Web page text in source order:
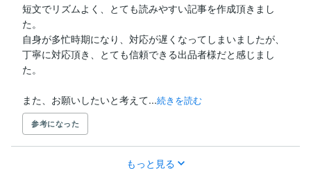
短文でリズムよく、とても読みやすい記事を作成頂きまし
た。
自身が多忙時期になり、対応が遅くなってしまいましたが、
丁寧に対応頂き、とても信頼できる出品者様だと感じまし
た。
また、お願いしたいと考えて...続きを読む
参考になった
もっと見る